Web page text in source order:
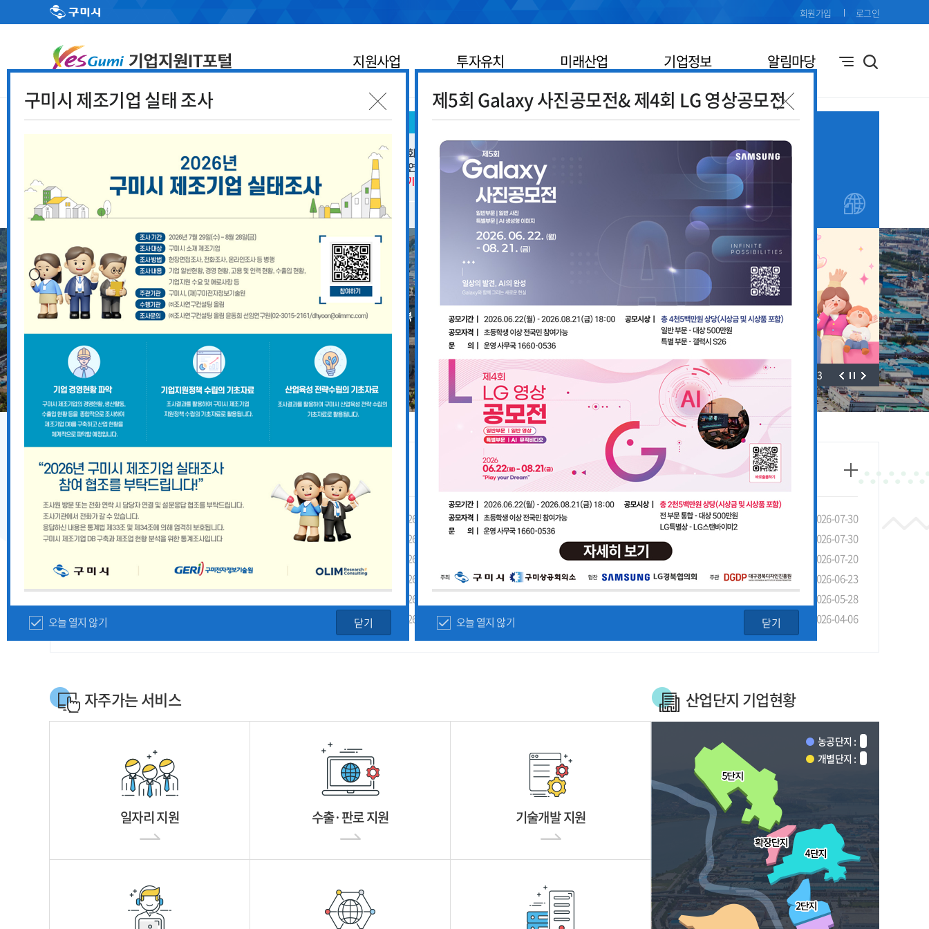
지원사업 투자유치 미래산업 기업정보 알림마당
회원가입 로그인
제5회 Galaxy 사진공모전& 제4회 LG 영상공모전
오늘 열지 않기 닫기
구미시 제조기업 실태 조사
오늘 열지 않기 닫기
기업애로
창업지원
안내
/3
기업지원 공고
2026-08-03
2026년 8월 구미시 중소기업 시설자금 융자지원 안내
2026-07-27
2026-07-10
2026-07-08
2026-07-01
경상북도 중대재해 예방 사각지대 해소 지원사업 모집공고
2026-06-26
공지사항
「2026년 구미시 제조기업 실태조사」실시 안내 및 협조 요청
2026-07-30
[장애인복지과] 장애인 고용개선 장려금 제도 안내
2026-07-30
2026년 구미시 시민안전보험 안내
2026-07-20
제5회 Galaxy 사진공모전& 제4회 LG 영상공모전 개최
2026-06-23
2026-05-28
2026년 가족친화기업 인증 신청 안내
2026-04-06
자주가는 서비스
일자리 지원 수출·판로 지원 기술개발 지원
산업단지 기업현황
농공단지 :
개별단지 :